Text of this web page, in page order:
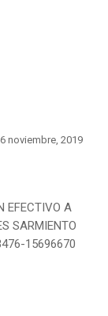
noviembre, 2019
EFECTIVO A
SARMIENTO
15696670